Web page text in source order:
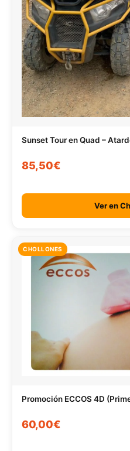
Sunset Tour en Quad –
85,50€
Ver en
CHOLLONES
Promoción ECCOS 4D
60,00€